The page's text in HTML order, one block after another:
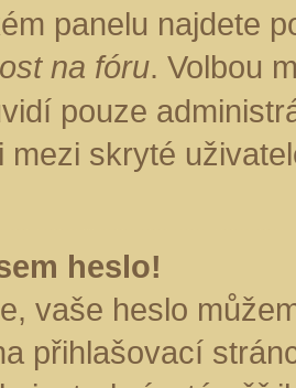
panelu najdete
na fóru. Volbou
pouze
mezi skryté
heslo!
vaše heslo
přihlašovací